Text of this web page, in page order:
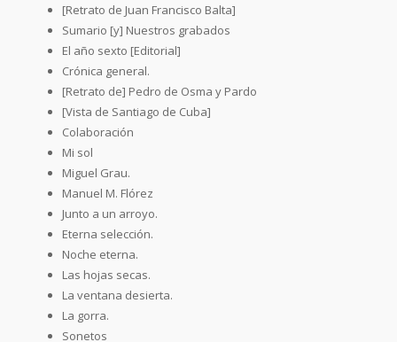
[Retrato de Juan Francisco Balta]
Sumario [y] Nuestros grabados
El año sexto [Editorial]
Crónica general.
[Retrato de] Pedro de Osma y Pardo
[Vista de Santiago de Cuba]
Colaboración
Mi sol
Miguel Grau.
Manuel M. Flórez
Junto a un arroyo.
Eterna selección.
Noche eterna.
Las hojas secas.
La ventana desierta.
La gorra.
Sonetos